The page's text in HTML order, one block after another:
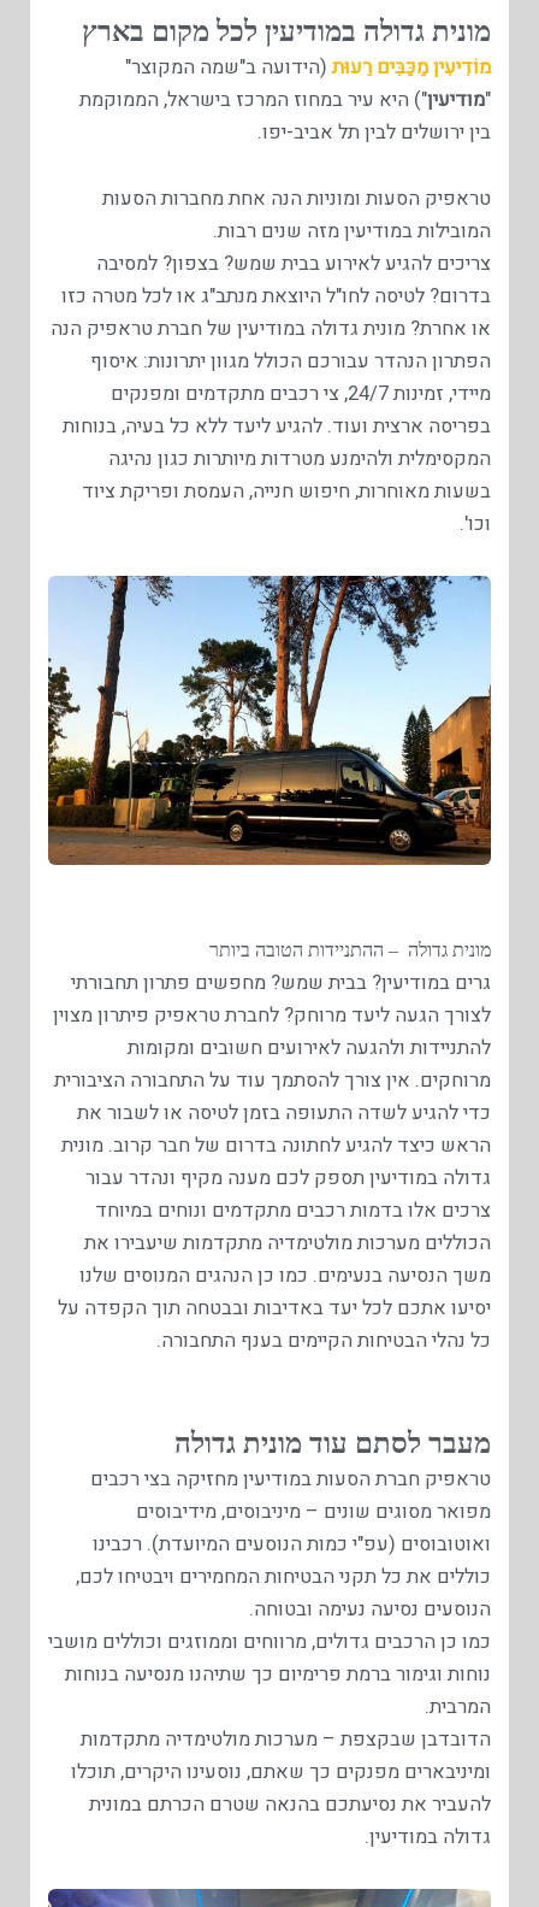
מונית גדולה במודיעין לכל מקום בארץ
מוֹדִיעִין מַכַּבִּים רֵעוּת(הידועה ב"שמה המקוצר"
"מודיעין") היא עיר במחוז המרכז בישראל, הממוקמת
בין ירושלים לבין תל אביב-יפו.
טראפיק הסעות ומוניות הנה אחת מחברות הסעות
המובילות במודיעין מזה שנים רבות.
צריכים להגיע לאירוע בבית שמש? בצפון? למסיבה
בדרום? לטיסה לחו"ל היוצאת מנתב"ג או לכל מטרה כזו
או אחרת? מונית גדולה במודיעין של חברת טראפיק הנה
הפתרון הנהדר עבורכם הכולל מגוון יתרונות: איסוף
מיידי, זמינות 24/7, צי רכבים מתקדמים ומפנקים
בפריסה ארצית ועוד. להגיע ליעד ללא כל בעיה, בנוחות
המקסימלית ולהימנע מטרדות מיותרות כגון נהיגה
בשעות מאוחרות, חיפוש חנייה, העמסת ופריקת ציוד
וכו'.
מונית גדולה – ההתניידות הטובה ביותר
גרים במודיעין? בבית שמש? מחפשים פתרון תחבורתי
לצורך הגעה ליעד מרוחק? לחברת טראפיק פיתרון מצוין
להתניידות ולהגעה לאירועים חשובים ומקומות
מרוחקים. אין צורך להסתמך עוד על התחבורה הציבורית
כדי להגיע לשדה התעופה בזמן לטיסה או לשבור את
הראש כיצד להגיע לחתונה בדרום של חבר קרוב. מונית
גדולה במודיעין תספק לכם מענה מקיף ונהדר עבור
צרכים אלו בדמות רכבים מתקדמים ונוחים במיוחד
הכוללים מערכות מולטימדיה מתקדמות שיעבירו את
משך הנסיעה בנעימים. כמו כן הנהגים המנוסים שלנו
יסיעו אתכם לכל יעד באדיבות ובבטחה תוך הקפדה על
כל נהלי הבטיחות הקיימים בענף התחבורה.
מעבר לסתם עוד מונית גדולה
טראפיק חברת הסעות במודיעין מחזיקה בצי רכבים
מפואר מסוגים שונים – מיניבוסים, מידיבוסים
ואוטובוסים (עפ"י כמות הנוסעים המיועדת). רכבינו
כוללים את כל תקני הבטיחות המחמירים ויבטיחו לכם,
הנוסעים נסיעה נעימה ובטוחה.
כמו כן הרכבים גדולים, מרווחים וממוזגים וכוללים מושבי
נוחות וגימור ברמת פרימיום כך שתיהנו מנסיעה בנוחות
המרבית.
הדובדבן שבקצפת – מערכות מולטימדיה מתקדמות
ומיניבארים מפנקים כך שאתם, נוסעינו היקרים, תוכלו
להעביר את נסיעתכם בהנאה שטרם הכרתם במונית
גדולה במודיעין.